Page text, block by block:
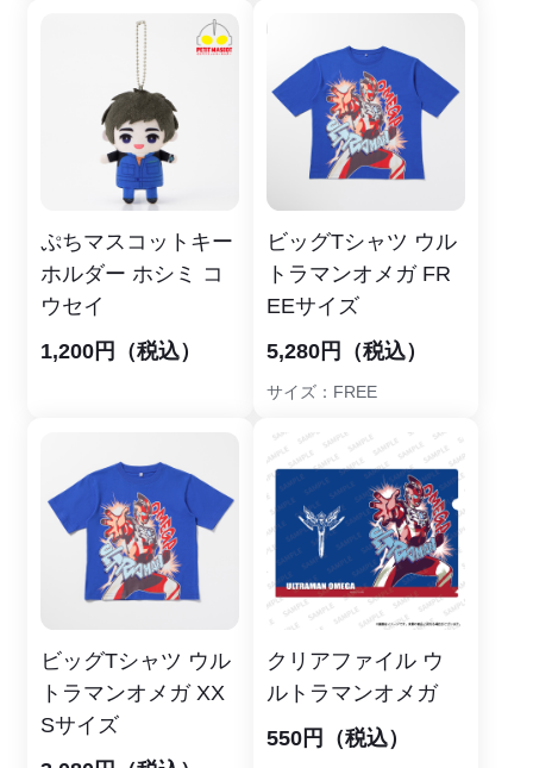
ぷちマスコットキー
ホルダー ホシミ コ
ウセイ
1,200円（税込）
ビッグTシャツ ウル
トラマンオメガ FR
EEサイズ
5,280円（税込）
サイズ：FREE
ビッグTシャツ ウル
トラマンオメガ XX
Sサイズ
クリアファイル ウ
ルトラマンオメガ
550円（税込）